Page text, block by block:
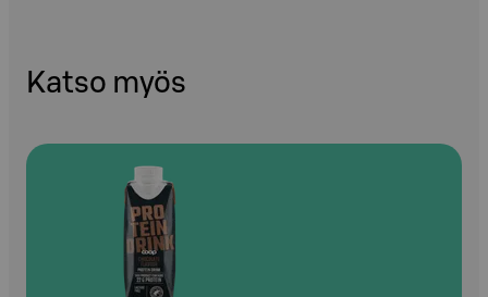
Katso myös